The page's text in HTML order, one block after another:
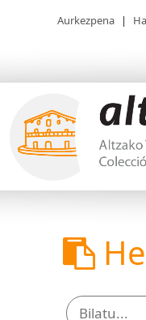
Aurkezpena |